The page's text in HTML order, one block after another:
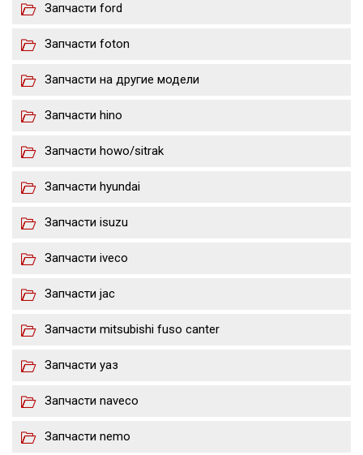
Запчасти ford
Запчасти foton
Запчасти на другие модели
Запчасти hino
Запчасти howo/sitrak
Запчасти hyundai
Запчасти isuzu
Запчасти iveco
Запчасти jac
Запчасти mitsubishi fuso canter
Запчасти уаз
Запчасти naveco
Запчасти nemo